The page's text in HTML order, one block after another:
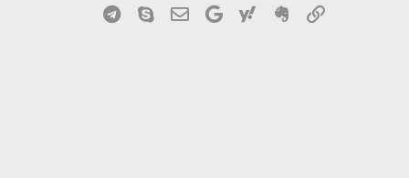
Telegram
Skype Эл. почта
Google Yahoo Evernote